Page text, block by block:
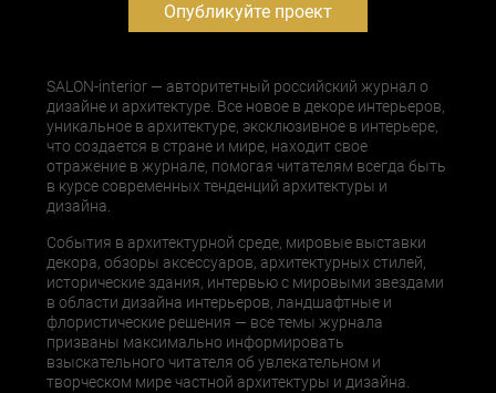
Опубликуйте проект
SALON-interior — авторитетный российский журнал о
дизайне и архитектуре. Все новое в декоре интерьеров,
уникальное в архитектуре, эксклюзивное в интерьере,
что создается в стране и мире, находит свое
отражение в журнале, помогая читателям всегда быть
в курсе современных тенденций архитектуры и
дизайна.
События в архитектурной среде, мировые выставки
декора, обзоры аксессуаров, архитектурных стилей,
исторические здания, интервью с мировыми звездами
в области дизайна интерьеров, ландшафтные и
флористические решения — все темы журнала
призваны максимально информировать
взыскательного читателя об увлекательном и
творческом мире частной архитектуры и дизайна.